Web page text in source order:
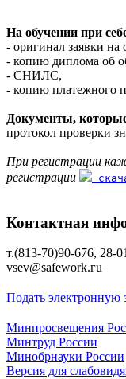
На обучении при
- оригинал заявки на
- копию диплома об
- СНИЛС,
- копию платежного
Документы,
протокол проверки
При регистрации
регистрации
Контактная
т.(813-70)90-676, 28-
vsev@safework.гu
Подать электронную
Минпросвещения
Минтруд России
Минобрнауки России
Версия для